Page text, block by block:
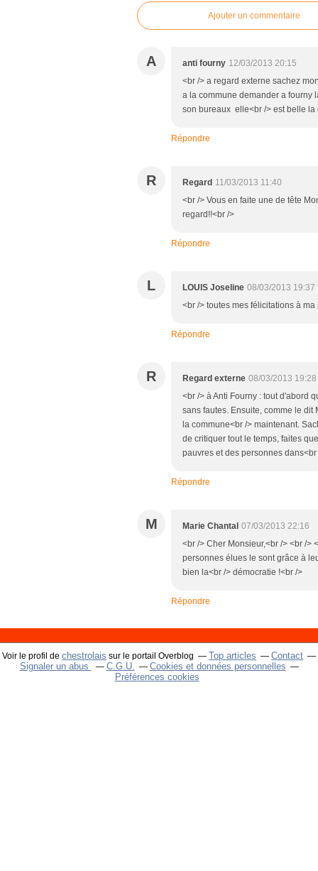
Ajouter un commentaire
A anti fourny 12/03/2013 20:15
<br /> a regard externe sachez
a la commune demander a fourny
son bureaux elle<br /> est belle
Répondre
R Regard 11/03/2013 11:40
<br /> Vous en faite une de tête
regard!!<br />
Répondre
L LOUIS Joseline 08/03/2013 19:37
<br /> toutes mes félicitations à
Répondre
R Regard externe 08/03/2013 19:28
<br /> à Anti Fourny : tout d'abord
sans fautes. Ensuite, comme le
la commune<br /> maintenant.
de critiquer tout le temps, faites
pauvres et des personnes
Répondre
M Marie Chantal 07/03/2013 22:16
<br /> Cher Monsieur,<br /> <br /
personnes élues le sont grâce à
bien la<br /> démocratie !<br />
Répondre
Voir le profil de chestrolais sur le portail Overblog Top articles
Contact
Signaler un abus
C.G.U.
Cookies et données personnelles
Préférences cookies